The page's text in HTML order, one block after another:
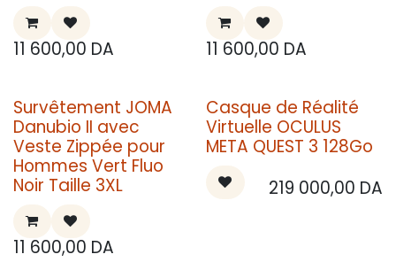
11 600,00 DA 11 600,00 DA
Survêtement JOMA
Danubio II avec
Veste Zippée pour
Hommes Vert Fluo
Noir Taille 3XL
11 600,00 DA
Casque de Réalité
Virtuelle OCULUS
META QUEST 3 128Go
219 000,00 DA